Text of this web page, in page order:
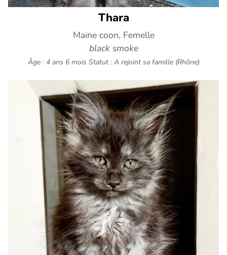
Thara
Maine coon, Femelle
black smoke
Âge : 4 ans 6 mois Statut : A rejoint sa famille (Rhône)